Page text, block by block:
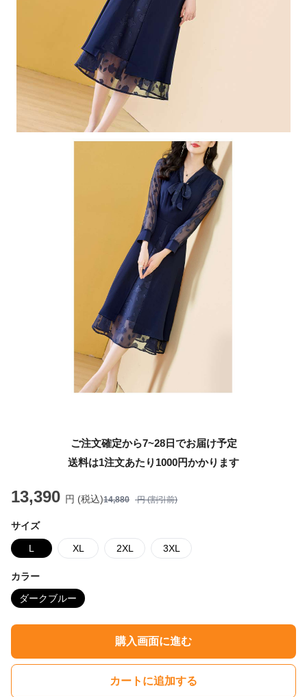
ご注文確定から7~28日でお届け予定
送料は1注文あたり 1000円かかります
13,390 円 (税込)14,880 円 (割引前)
サイズ
L XL 2XL 3XL
カラー
ダークブルー
購入画面に進む
カートに追加する